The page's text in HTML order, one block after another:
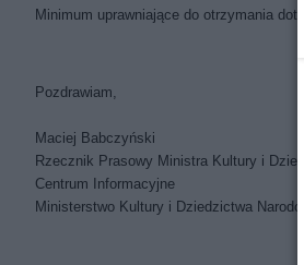
Minimum uprawniające do otrzymania
Pozdrawiam,
Maciej Babczyński
Rzecznik Prasowy Ministra Kultury i
Centrum Informacyjne
Ministerstwo Kultury i Dziedzictwa